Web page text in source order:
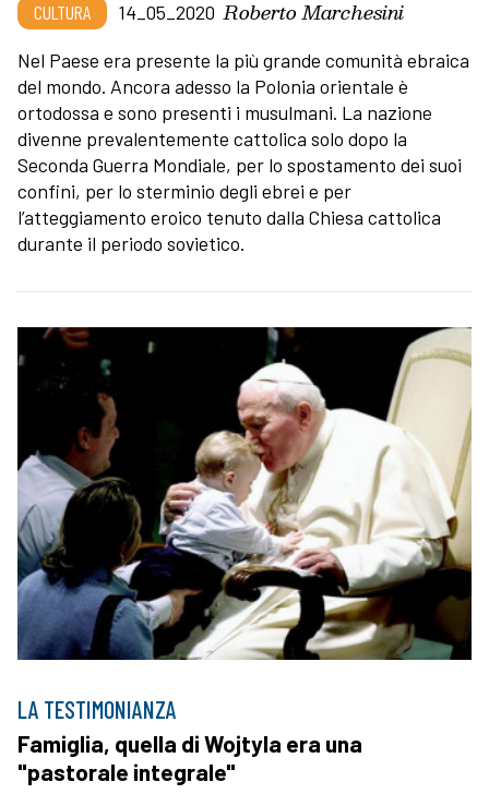
CULTURA 14_05_2020 Roberto Marchesini
Nel Paese era presente la più grande comunità ebraica
del mondo. Ancora adesso la Polonia orientale è
ortodossa e sono presenti i musulmani. La nazione
divenne prevalentemente cattolica solo dopo la
Seconda Guerra Mondiale, per lo spostamento dei suoi
confini, per lo sterminio degli ebrei e per
l’atteggiamento eroico tenuto dalla Chiesa cattolica
durante il periodo sovietico.
LA TESTIMONIANZA
Famiglia, quella di Wojtyla era una
"pastorale integrale"